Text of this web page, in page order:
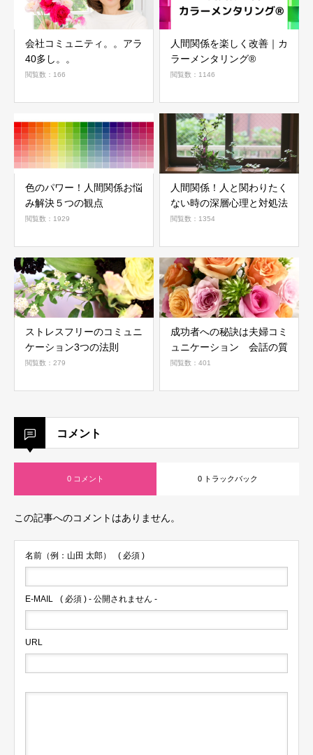
会社コミュニティ。。アラ
40多し。。
閲覧数：166
人間関係を楽しく改善｜カ
ラーメンタリング®
閲覧数：1146
色のパワー！人間関係お悩
み解決５つの観点
閲覧数：1929
人間関係！人と関わりたく
ない時の深層心理と対処法
閲覧数：1354
ストレスフリーのコミュニ
ケーション3つの法則
閲覧数：279
成功者への秘訣は夫婦コミ
ュニケーション 会話の質
閲覧数：401
コメント
0 コメント 0 トラックバック
この記事へのコメントはありません。
名前（例：山田 太郎） ( 必須 )
E-MAIL ( 必須 ) - 公開されません -
URL